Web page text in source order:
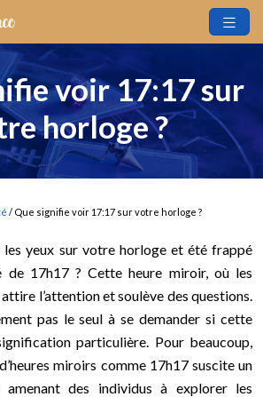
voir 17:17 sur
horloge ?
/ Que signifie voir 17:17 sur votre horloge ?
les yeux sur votre horloge et été frappé
de 17h17 ? Cette heure miroir, où les
l’attention et soulève des questions.
pas le seul à se demander si cette
particulière. Pour beaucoup,
miroirs comme 17h17 suscite un
amenant des individus à explorer les